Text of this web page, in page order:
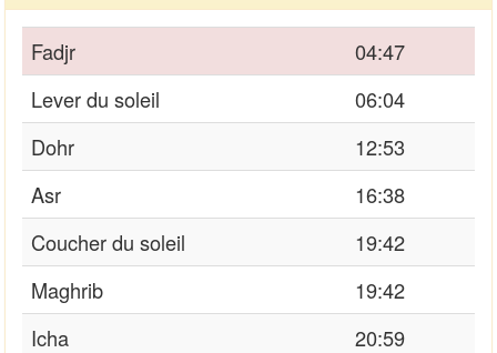
Fadjr
04:47
Lever du soleil
06:04
Dohr
12:53
Asr
16:38
Coucher du soleil
19:42
Maghrib
19:42
Icha
20:59